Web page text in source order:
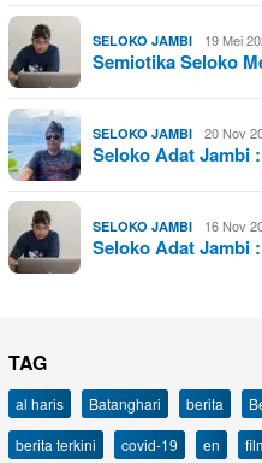
SELOKO JAMBI 19 Mei
Semiotika Seloko
SELOKO JAMBI 20 Nov
Seloko Adat Jambi
SELOKO JAMBI 16 Nov
Seloko Adat Jambi
TAG
al haris Batanghari berita
berita terkini
covid-19 en